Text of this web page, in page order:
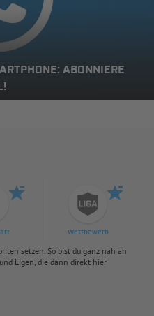
ABONNIERE
Wettbewerb
setzen. So bist du ganz nah an
Ligen, die dann direkt hier